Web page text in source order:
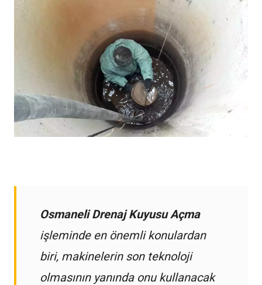
Osmaneli Drenaj Kuyusu Açma
işleminde en önemli konulardan
biri, makinelerin son teknoloji
olmasının yanında onu kullanacak